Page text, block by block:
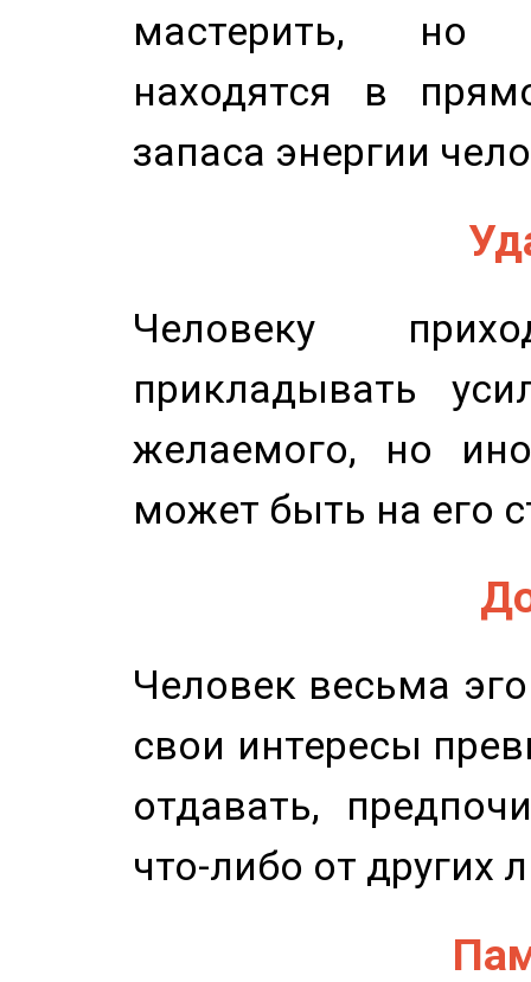
мастерить, но
находятся в
запаса энергии
Человеку
прикладывать
желаемого, но
может быть на его
Человек весьма
свои интересы
отдавать,
что-либо от других